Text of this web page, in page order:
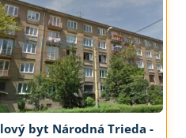
byt Národná Trieda -